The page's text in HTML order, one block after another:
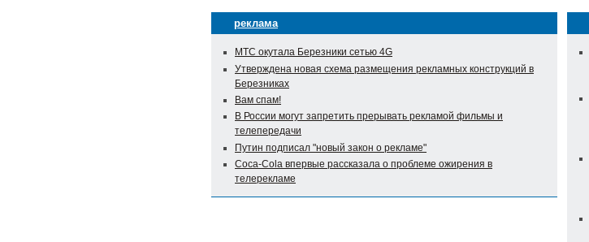
реклама
МТС окутала Березники сетью 4G
Утверждена новая схема размещения рекламных конструкций в
Березниках
Вам спам!
В России могут запретить прерывать рекламой фильмы и
телепередачи
Путин подписал "новый закон о рекламе"
Coca-Cola впервые рассказала о проблеме ожирения в
телерекламе